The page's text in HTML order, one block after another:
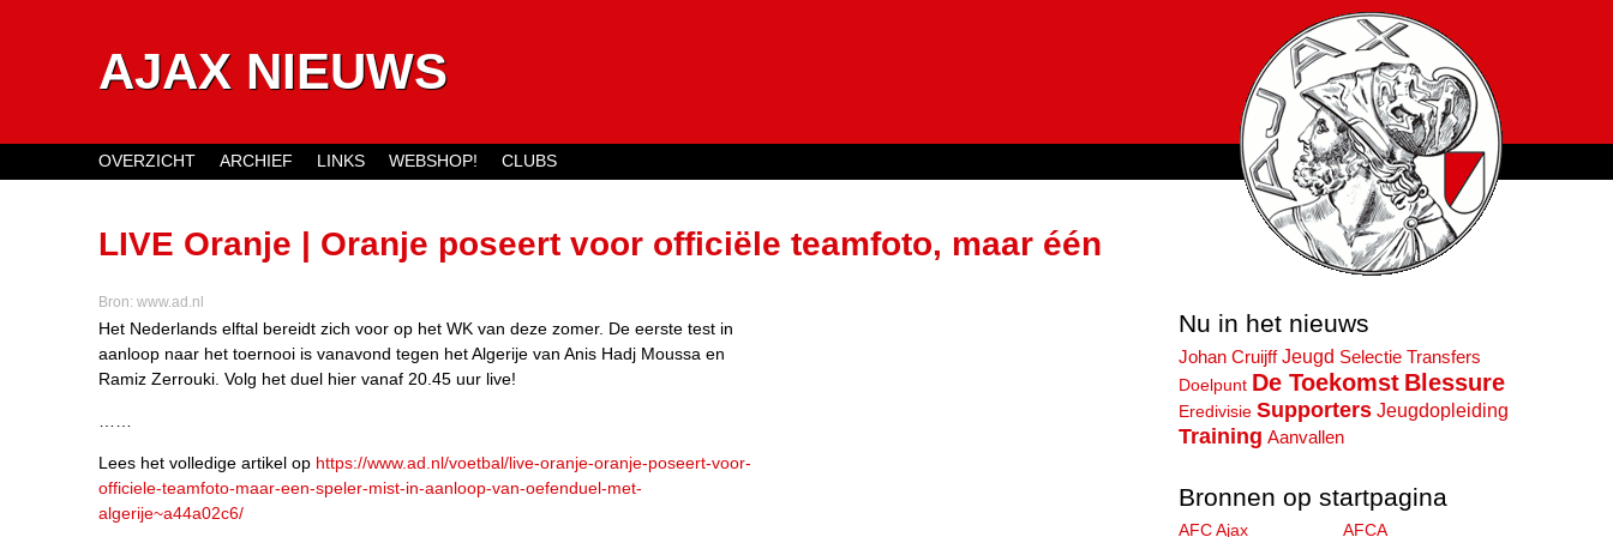
AJAX NIEUWS
LIVE Oranje | Oranje poseert voor officiële teamfoto, maar één
speler mist in aanloop van oefenduel met Algerije
Bron: www.ad.nl
Het Nederlands elftal bereidt zich voor op het WK van deze zomer. De eerste test in
aanloop naar het toernooi is vanavond tegen het Algerije van Anis Hadj Moussa en
Ramiz Zerrouki. Volg het duel hier vanaf 20.45 uur live!
Lees het volledige artikel op https://www.ad.nl/voetbal/live-oranje-oranje-poseert-voor-
officiele-teamfoto-maar-een-speler-mist-in-aanloop-van-oefenduel-met-
algerije~a44a02c6/
OVERZICHT ARCHIEF LINKS WEBSHOP! CLUBS
Nu in het nieuws
Johan Cruijff Jeugd Selectie Transfers
Doelpunt De Toekomst Blessure
Eredivisie Supporters Jeugdopleiding
Training Aanvallen
Bronnen op startpagina
AFC Ajax
AFCA